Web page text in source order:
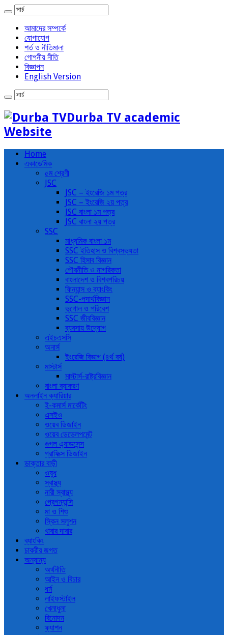
আমাদের সম্পর্কে
যোগাযোগ
শর্ত ও নীতিমালা
গোপনীয় নীতি
বিজ্ঞাপন
English Version
Durba TV academic
Website
Home
একাডেমিক
৫ম শ্রেণী
JSC
JSC – ইংরেজি ১ম পত্র
JSC – ইংরেজি ২য় পত্র
JSC বাংলা ১ম পত্র
JSC বাংলা ২য় পত্র
SSC
মাধ্যমিক বাংলা ১ম
SSC ইতিহাস ও বিশ্বসভ্যতা
SSC হিসাব বিজ্ঞান
পৌরনীতি ও নাগরিকতা
বাংলাদেশ ও বিশ্বপরিচয়
ফিন্যান্স ও ব্যাংকিং
SSC-পদার্থবিজ্ঞান
ভূগোল ও পরিবেশ
SSC জীববিজ্ঞান
ব্যবসায় উদ্যোগ
এইচএসসি
অনার্স
ইংরেজি বিভাগ (৪র্থ বর্ষ)
মাস্টার্স
মাস্টার্স-রাষ্ট্রবিজ্ঞান
বাংলা ব্যাকরণ
অনলাইন ক্যারিয়ার
ই-কমার্স মার্কেটিং
এসইও
ওয়েব ডিজাইন
ওয়েব ডেভেলপমেন্ট
গুগল এ্যাডসেন্স
গ্রাফিক্স ডিজাইন
ডাক্তার বাড়ী
ওষুধ
স্বাস্থ্য
নারী স্বাস্থ্য
প্রেগন্যান্সি
মা ও শিশু
স্কিন সলুশন
খাবার দাবার
ব্যাংকিং
চাকরীর জগত
অন্যান্য
অর্থনীতি
আইন ও বিচার
ধর্ম
লাইফস্টাইল
খেলাধুলা
বিনোদন
ফ্যাশন